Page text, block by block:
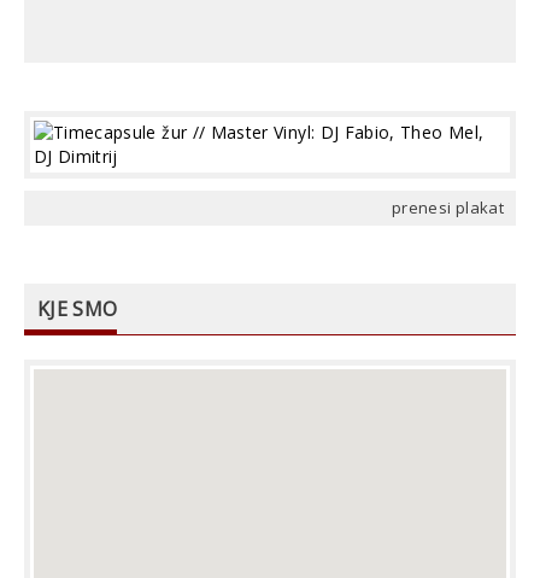
prenesi plakat
KJE SMO